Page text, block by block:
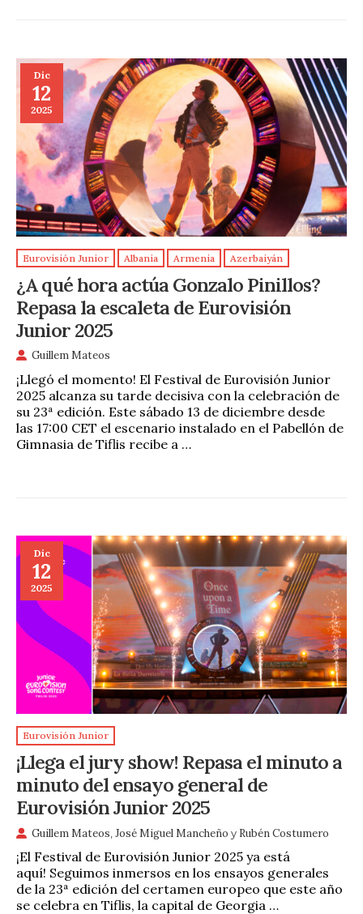
Dic
12
2025
Eurovisión Junior Albania Armenia Azerbaiyán
¿A qué hora actúa Gonzalo Pinillos?
Repasa la escaleta de Eurovisión
Junior 2025
Guillem Mateos
¡Llegó el momento! El Festival de Eurovisión Junior
2025 alcanza su tarde decisiva con la celebración de
su 23ª edición. Este sábado 13 de diciembre desde
las 17:00 CET el escenario instalado en el Pabellón de
Gimnasia de Tiflis recibe a …
Dic
12
2025
Eurovisión Junior
¡Llega el jury show! Repasa el minuto a
minuto del ensayo general de
Eurovisión Junior 2025
Guillem Mateos José Miguel Mancheño y Rubén Costumero
¡El Festival de Eurovisión Junior 2025 ya está
aquí! Seguimos inmersos en los ensayos generales
de la 23ª edición del certamen europeo que este año
se celebra en Tiflis, la capital de Georgia …